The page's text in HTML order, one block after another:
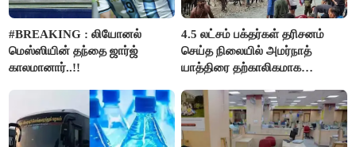
#BREAKING : லியோனல்
மெஸ்ஸியின் தந்தை ஜார்ஜ்
காலமானார்..!!
4.5 லட்சம் பக்தர்கள் தரிசனம்
செய்த நிலையில் அமர்நாத்
யாத்திரை தற்காலிகமாக